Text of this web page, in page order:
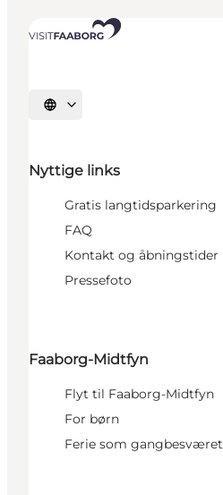
Vælg sprog
Nyttige links
Gratis langtidsparkering
FAQ
Kontakt og åbningstider
Pressefoto
Faaborg-Midtfyn
Flyt til Faaborg-Midtfyn
For børn
Ferie som gangbesværet